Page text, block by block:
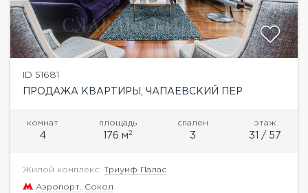
ID 51681
ПРОДАЖА КВАРТИРЫ, ЧАПАЕВСКИЙ ПЕР
комнат
4
площадь
176 м2
спален
3
этаж
31 / 57
Жилой комплекс: Триумф Палас
Аэропорт Сокол